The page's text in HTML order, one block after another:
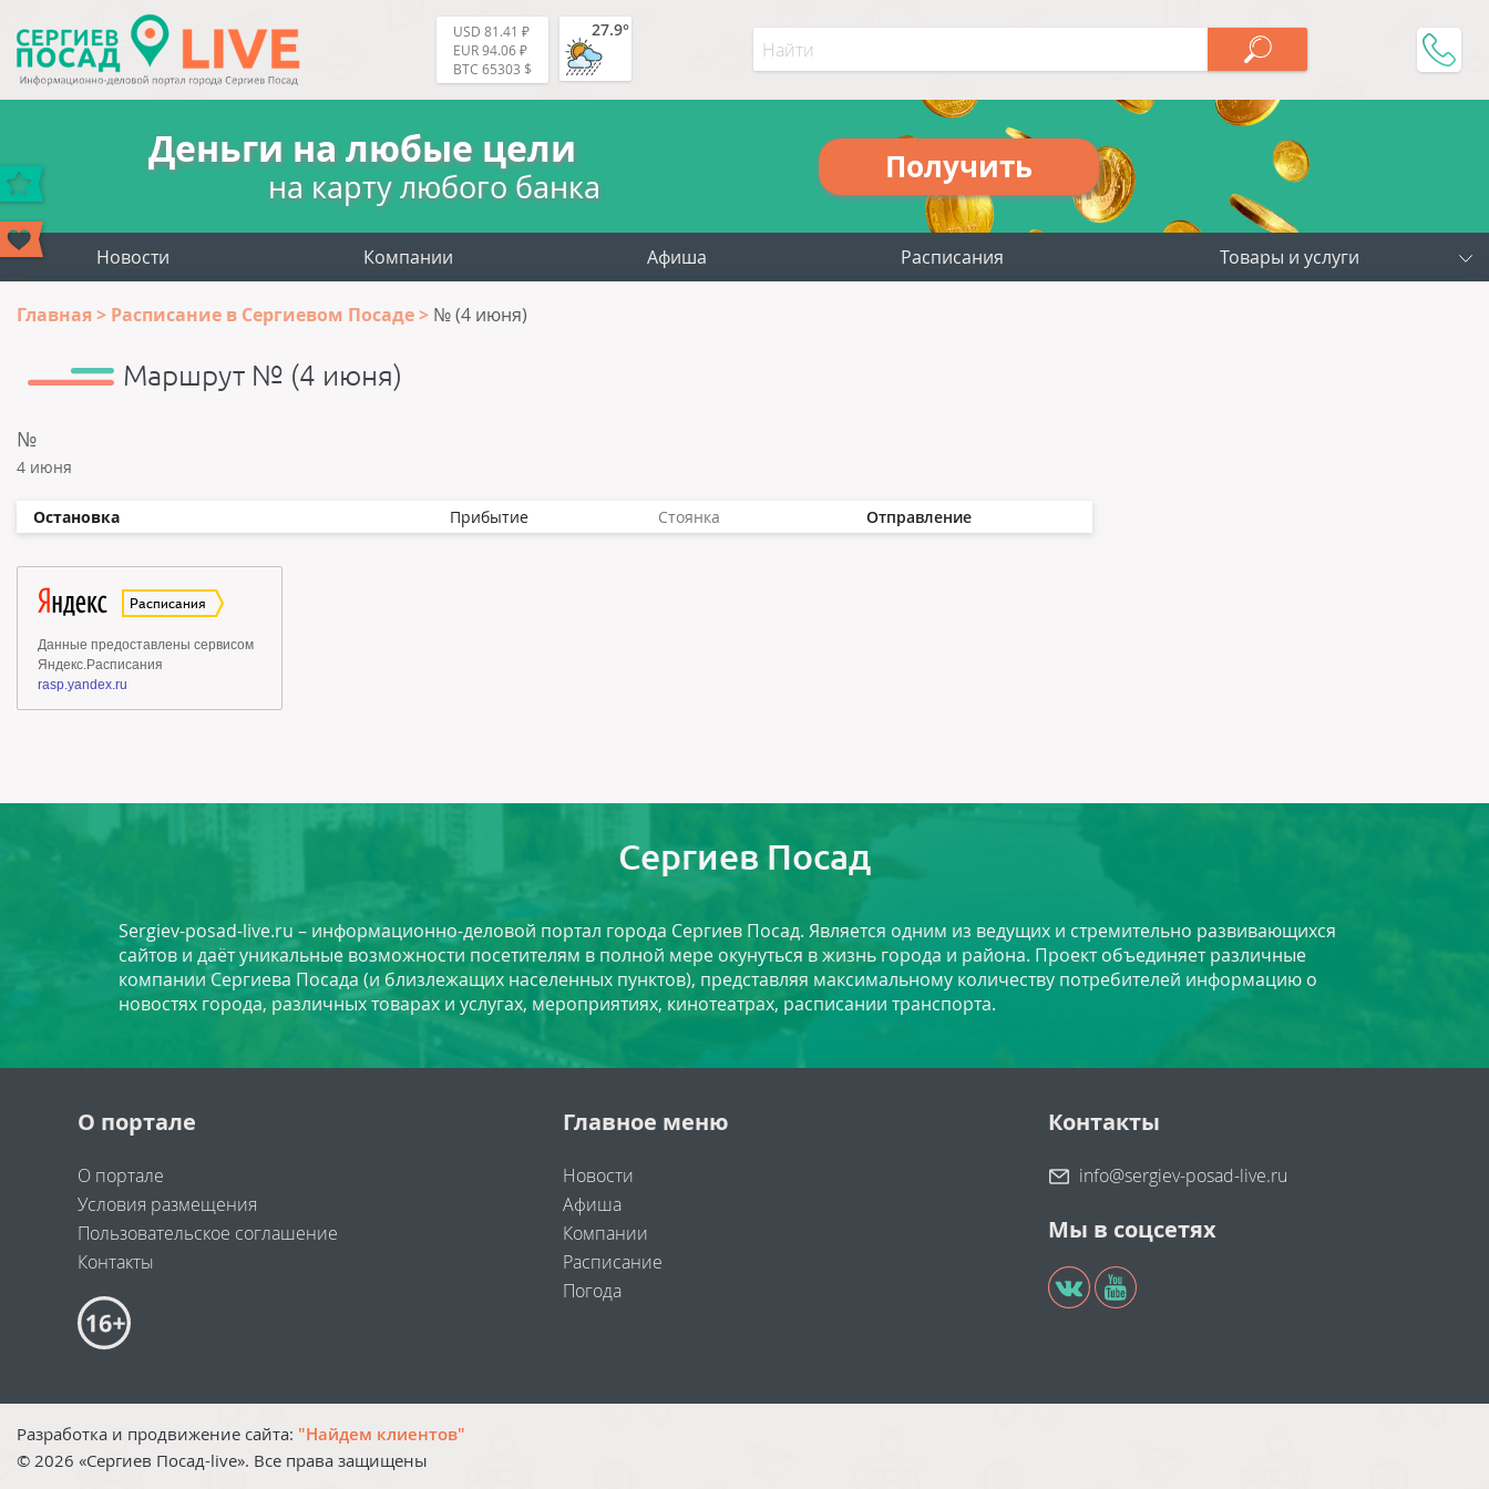
USD 81.41 ₽
EUR 94.06 ₽
BTC 65303 $
27.9°
Деньги на любые цели
на карту любого банка
Получить
Новости Компании Афиша Расписания Товары и услуги
Главная Расписание в Сергиевом Посаде № (4 июня)
Маршрут № (4 июня)
№
4 июня
Остановка Прибытие Стоянка Отправление
Сергиев Посад
Sergiev-posad-live.ru – информационно-деловой портал города Сергиев Посад. Является одним из ведущих и стремительно развивающихся
сайтов и даёт уникальные возможности посетителям в полной мере окунуться в жизнь города и района. Проект объединяет различные
компании Сергиева Посада (и близлежащих населенных пунктов), представляя максимальному количеству потребителей информацию о
новостях города, различных товарах и услугах, мероприятиях, кинотеатрах, расписании транспорта.
О портале
О портале
Условия размещения
Пользовательское соглашение
Контакты
Главное меню
Новости
Афиша
Компании
Расписание
Погода
Контакты
info@sergiev-posad-live.ru
Мы в соцсетях
Разработка и продвижение сайта: "Найдем клиентов"
© 2026 «Сергиев Посад-live». Все права защищены